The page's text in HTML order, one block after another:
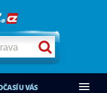
U VÁS